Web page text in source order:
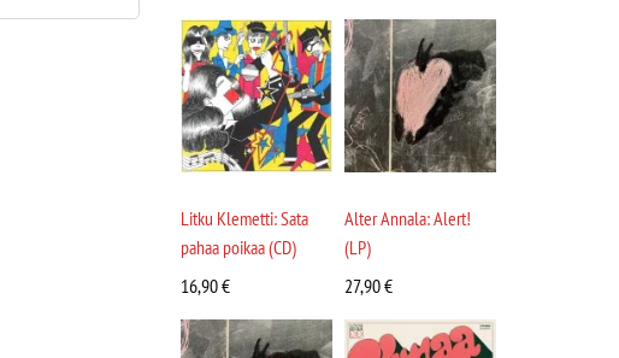
Litku Klemetti: Sata
pahaa poikaa (CD)
16,90€
Alter Annala: Alert!
(LP)
27,90€